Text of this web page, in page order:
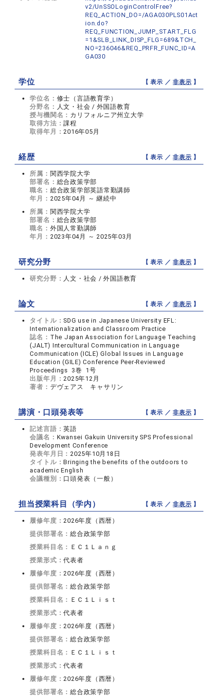
v2/UnSSOLoginControlFree?
REQ_ACTION_DO=/AGA030PLS01Act
ion.do?
REQ_FUNCTION_JUMP_START_FLG
=1&SLB_LINK_DISP_FLG=689&TCH_
NO=236046&REQ_PRFR_FUNC_ID=A
GA030
学位 【 表示 ／非表示 】
学位名： 修士（言語教育学）
分野名： 人文・社会 / 外国語教育
授与機関名： カリフォルニア州立大学
取得方法：課程
取得年月：2016年05月
経歴 【 表示 ／非表示 】
所属： 関西学院大学
部署名： 総合政策学部
職名： 総合政策学部英語常勤講師
年月： 2025年04月 ～ 継続中
所属： 関西学院大学
部署名： 総合政策学部
職名： 外国人常勤講師
年月： 2023年04月 ～ 2025年03月
研究分野 【 表示 ／非表示 】
研究分野： 人文・社会 / 外国語教育
論文 【 表示 ／非表示 】
タイトル： SDG use in Japanese University EFL:
Internationalization and Classroom Practice
誌名： The Japan Association for Language Teaching
(JALT) Intercultural Communication in Language
Communication (ICLE) Global Issues in Language
Education (GILE) Conference Peer-Reviewed
Proceedings 3巻 1号
出版年月：2025年12月
著者： デヴェアス キャサリン
講演・口頭発表等 【 表示 ／非表示 】
記述言語：英語
会議名： Kwansei Gakuin University SPS Professional
Development Conference
発表年月日：2025年10月18日
タイトル：Bringing the benefits of the outdoors to
academic English
会議種別： 口頭発表（一般）
担当授業科目（学内） 【 表示 ／非表示 】
履修年度：2026年度（西暦）
提供部署名：総合政策学部
授業科目名： ＥＣ１Ｌａｎｇ
授業形式：代表者
履修年度：2026年度（西暦）
提供部署名：総合政策学部
授業科目名： ＥＣ１Ｌｉｓｔ
授業形式：代表者
履修年度：2026年度（西暦）
提供部署名：総合政策学部
授業科目名： ＥＣ１Ｌｉｓｔ
授業形式：代表者
履修年度：2026年度（西暦）
提供部署名：総合政策学部